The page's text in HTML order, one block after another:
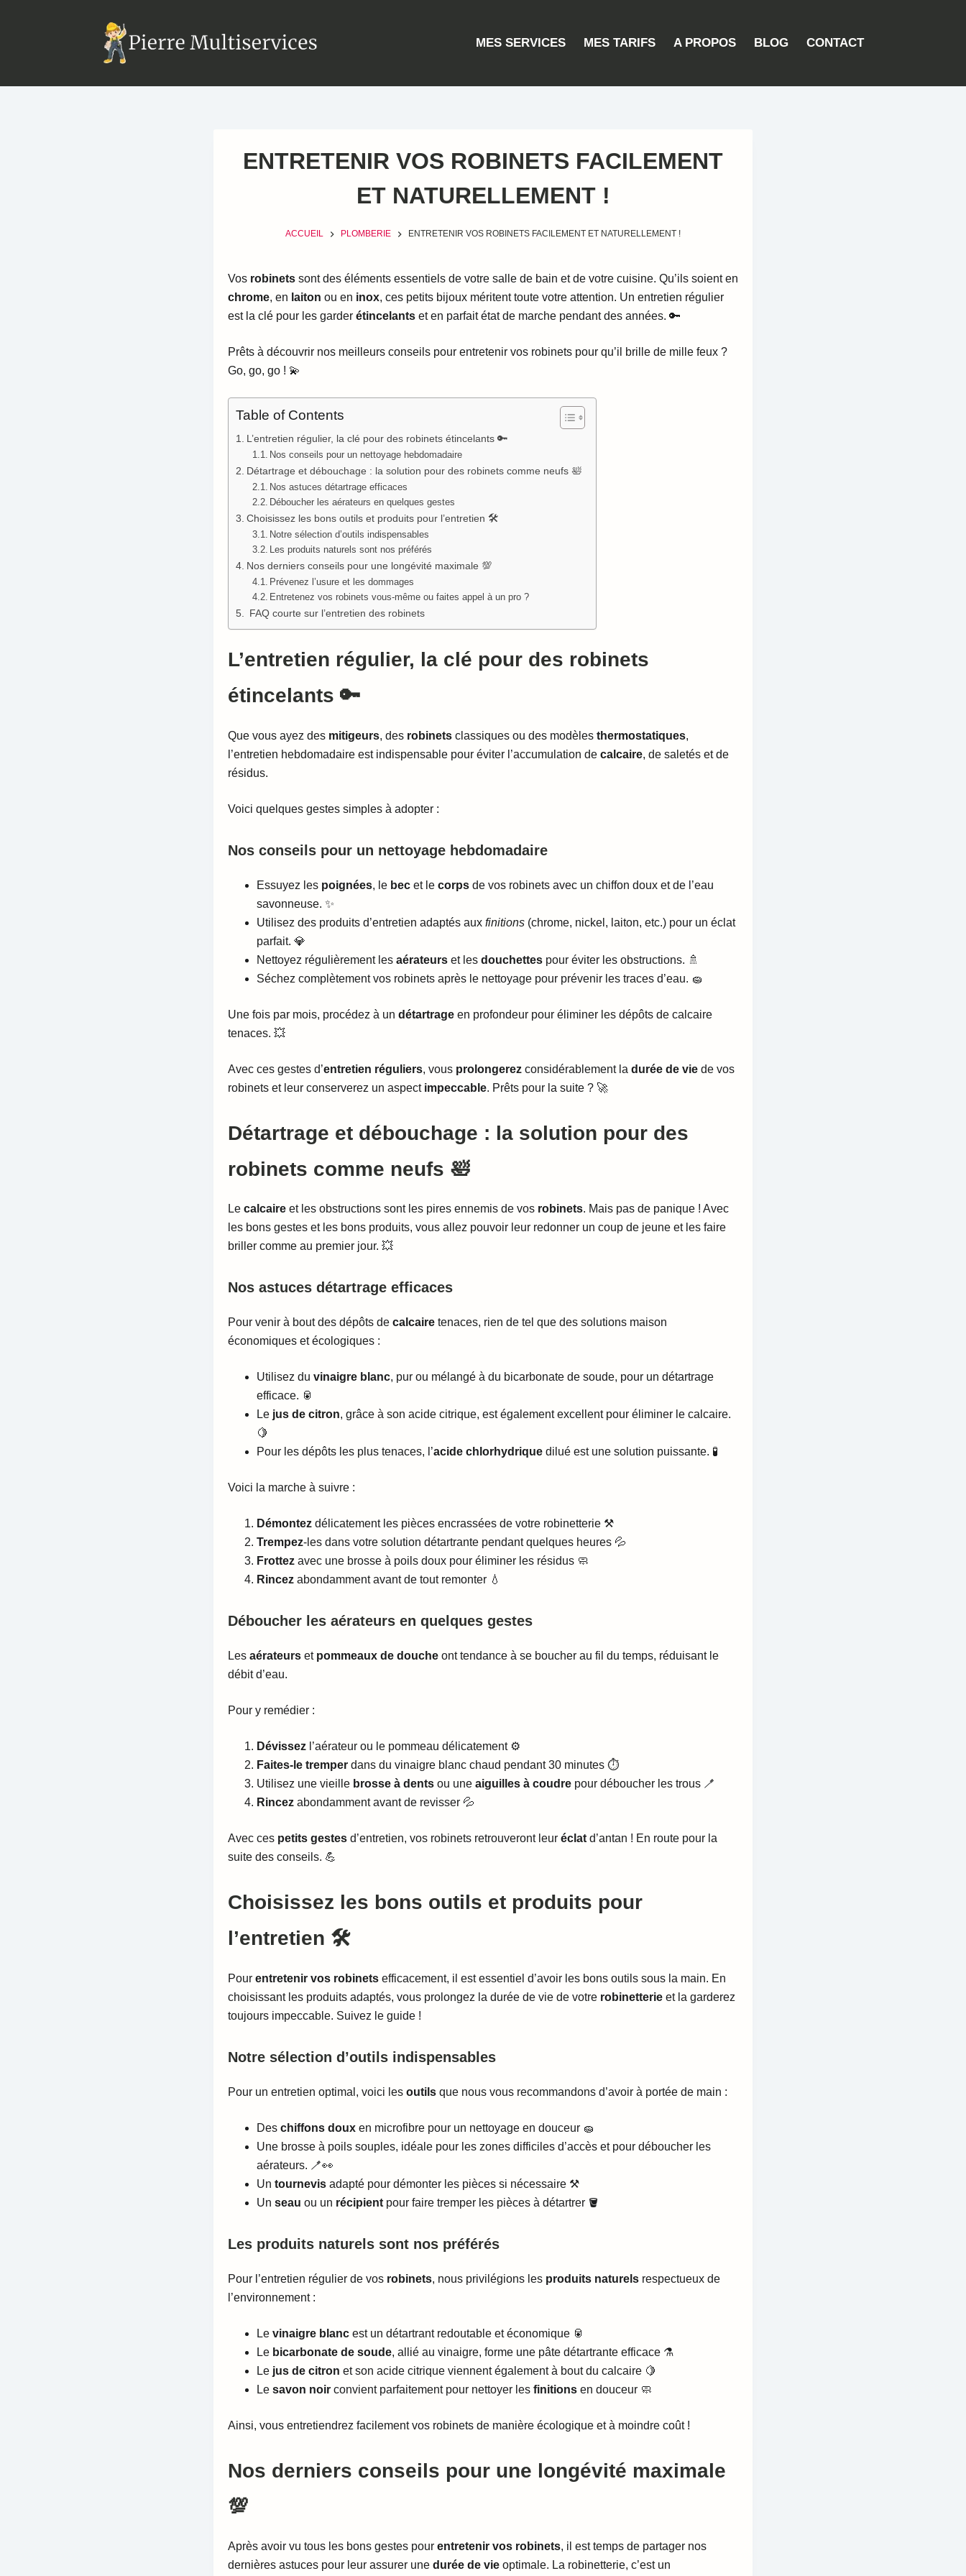
MES SERVICES MES TARIFS A PROPOS BLOG CONTACT
ENTRETENIR VOS ROBINETS FACILEMENT
ET NATURELLEMENT !
ACCUEIL PLOMBERIE ENTRETENIR VOS ROBINETS FACILEMENT ET NATURELLEMENT !
Vos robinets sont des éléments essentiels de votre salle de bain et de votre cuisine. Qu’ils soient en
chrome, en laiton ou en inox, ces petits bijoux méritent toute votre attention. Un entretien régulier
est la clé pour les garder étincelants et en parfait état de marche pendant des années. 🔑
Prêts à découvrir nos meilleurs conseils pour entretenir vos robinets pour qu’il brille de mille feux ?
Go, go, go ! 💫
Table of Contents
L’entretien régulier, la clé pour des robinets étincelants 🔑
Nos conseils pour un nettoyage hebdomadaire
Détartrage et débouchage : la solution pour des robinets comme neufs 🛀
Nos astuces détartrage efficaces
Déboucher les aérateurs en quelques gestes
Choisissez les bons outils et produits pour l’entretien 🛠️
Notre sélection d’outils indispensables
Les produits naturels sont nos préférés
Nos derniers conseils pour une longévité maximale 💯
Prévenez l’usure et les dommages
Entretenez vos robinets vous-même ou faites appel à un pro ?
FAQ courte sur l’entretien des robinets
L’entretien régulier, la clé pour des robinets
étincelants 🔑
Que vous ayez des mitigeurs, des robinets classiques ou des modèles thermostatiques,
l’entretien hebdomadaire est indispensable pour éviter l’accumulation de calcaire, de saletés et de
résidus.
Voici quelques gestes simples à adopter :
Nos conseils pour un nettoyage hebdomadaire
Essuyez les poignées, le bec et le corps de vos robinets avec un chiffon doux et de l’eau
savonneuse. ✨
Utilisez des produits d’entretien adaptés aux finitions (chrome, nickel, laiton, etc.) pour un éclat
parfait. 💎
Nettoyez régulièrement les aérateurs et les douchettes pour éviter les obstructions. 🚿
Séchez complètement vos robinets après le nettoyage pour prévenir les traces d’eau. 🧽
Une fois par mois, procédez à un détartrage en profondeur pour éliminer les dépôts de calcaire
tenaces. 💥
Avec ces gestes d’entretien réguliers, vous prolongerez considérablement la durée de vie de vos
robinets et leur conserverez un aspectimpeccable. Prêts pour la suite ? 🚀
Détartrage et débouchage : la solution pour des
robinets comme neufs 🛀
Le calcaire et les obstructions sont les pires ennemis de vos robinets. Mais pas de panique ! Avec
les bons gestes et les bons produits, vous allez pouvoir leur redonner un coup de jeune et les faire
briller comme au premier jour. 💥
Nos astuces détartrage efficaces
Pour venir à bout des dépôts de calcaire tenaces, rien de tel que des solutions maison
économiques et écologiques :
Utilisez du vinaigre blanc, pur ou mélangé à du bicarbonate de soude, pour un détartrage
efficace. 🥫
Le jus de citron, grâce à son acide citrique, est également excellent pour éliminer le calcaire.
🍋
Pour les dépôts les plus tenaces, l’acide chlorhydrique dilué est une solution puissante. 🧪
Voici la marche à suivre :
Démontez délicatement les pièces encrassées de votre robinetterie ⚒️
Trempez-les dans votre solution détartrante pendant quelques heures 💦
Frottez avec une brosse à poils doux pour éliminer les résidus 🧼
Rincez abondamment avant de tout remonter 💧
Déboucher les aérateurs en quelques gestes
Les aérateurs etpommeaux de douche ont tendance à se boucher au fil du temps, réduisant le
débit d’eau.
Pour y remédier :
Dévissez l’aérateur ou le pommeau délicatement ⚙️
Faites-le tremper dans du vinaigre blanc chaud pendant 30 minutes ⏱️
Utilisez une vieille brosse à dents ou une aiguilles à coudre pour déboucher les trous 🪥
Rincez abondamment avant de revisser 💦
Avec ces petits gestes d’entretien, vos robinets retrouveront leur éclat d’antan ! En route pour la
suite des conseils. 💪
Choisissez les bons outils et produits pour
l’entretien 🛠️
Pour entretenir vos robinets efficacement, il est essentiel d’avoir les bons outils sous la main. En
choisissant les produits adaptés, vous prolongez la durée de vie de votre robinetterie et la garderez
toujours impeccable. Suivez le guide !
Notre sélection d’outils indispensables
Pour un entretien optimal, voici les outils que nous vous recommandons d’avoir à portée de main :
Des chiffons doux en microfibre pour un nettoyage en douceur 🧽
Une brosse à poils souples, idéale pour les zones difficiles d’accès et pour déboucher les
aérateurs. 🪥👀
Un tournevis adapté pour démonter les pièces si nécessaire ⚒️
Un seau ou un récipient pour faire tremper les pièces à détartrer 🪣
Les produits naturels sont nos préférés
Pour l’entretien régulier de vos robinets, nous privilégions les produits naturels respectueux de
l’environnement :
Le vinaigre blanc est un détartrant redoutable et économique 🥫
Le bicarbonate de soude, allié au vinaigre, forme une pâte détartrante efficace ⚗️
Le jus de citron et son acide citrique viennent également à bout du calcaire 🍋
Le savon noir convient parfaitement pour nettoyer les finitions en douceur 🧼
Ainsi, vous entretiendrez facilement vos robinets de manière écologique et à moindre coût !
Nos derniers conseils pour une longévité maximale
💯
Après avoir vu tous les bons gestes pour entretenir vos robinets, il est temps de partager nos
dernières astuces pour leur assurer une durée de vie optimale. La robinetterie, c’est un